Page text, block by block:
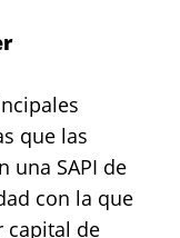
que las
una SAPI de
con la que
capital de